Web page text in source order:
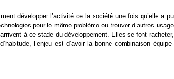
développer l’activité de la société une fois qu’elle a pu
pour le même problème ou trouver d’autres usage
à ce stade du développement. Elles se font racheter,
l’enjeu est d’avoir la bonne combinaison équipe-